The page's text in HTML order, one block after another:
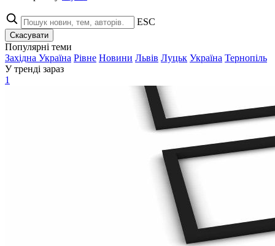
ESC
Скасувати
Популярні теми
Західна Україна Рівне Новини Львів Луцьк Україна Тернопіль
У тренді зараз
1